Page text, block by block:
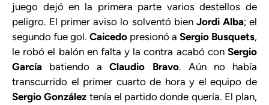
juego dejó en la primera parte varios destellos de
peligro. El primer aviso lo solventó bien Jordi Alba; el
segundo fue gol. Caicedo presionó a Sergio Busquets,
le robó el balón en falta y la contra acabó con Sergio
García batiendo aClaudio Bravo. Aún no había
transcurrido el primer cuarto de hora y el equipo de
Sergio González tenía el partido donde quería. El plan,